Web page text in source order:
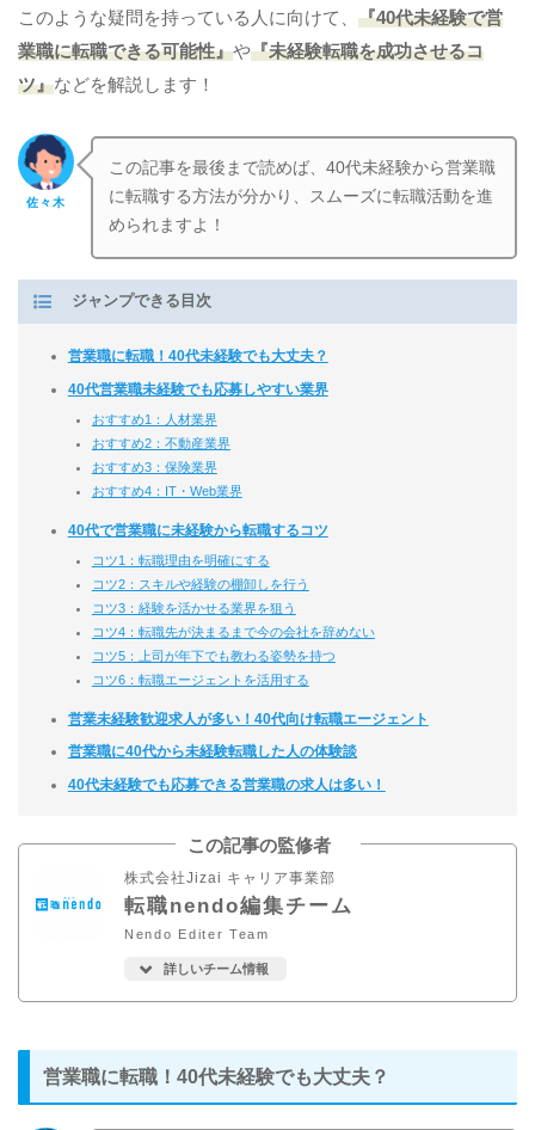
このような疑問を持っている人に向けて、 『40代未経験で営
業職に転職できる可能性』や『未経験転職を成功させるコ
ツ』などを解説します！
佐々木
この記事を最後まで読めば、40代未経験から営業職
に転職する方法が分かり、スムーズに転職活動を進
められますよ！
ジャンプできる目次
営業職に転職！40代未経験でも大丈夫？
40代営業職未経験でも応募しやすい業界
おすすめ1：人材業界
おすすめ2：不動産業界
おすすめ3：保険業界
おすすめ4：IT・Web業界
40代で営業職に未経験から転職するコツ
コツ1：転職理由を明確にする
コツ2：スキルや経験の棚卸しを行う
コツ3：経験を活かせる業界を狙う
コツ4：転職先が決まるまで今の会社を辞めない
コツ5：上司が年下でも教わる姿勢を持つ
コツ6：転職エージェントを活用する
営業未経験歓迎求人が多い！40代向け転職エージェント
営業職に40代から未経験転職した人の体験談
40代未経験でも応募できる営業職の求人は多い！
この記事の監修者
株式会社Jizai キャリア事業部
転職nendo編集チーム
Nendo Editer Team
詳しいチーム情報
営業職に転職！40代未経験でも大丈夫？